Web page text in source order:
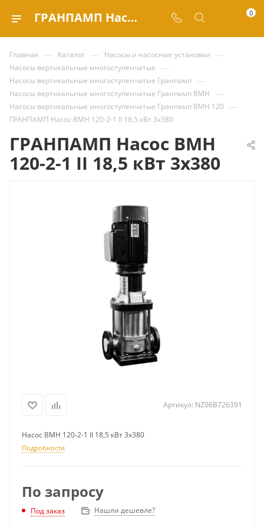
ГРАНПАМП Насос ВМН 120-2-1 II 18,5 кВт 3х380 купить за | Valve.ru 0
Главная — Каталог — Насосы и насосные установки —
Насосы вертикальные многоступенчатые —
Насосы вертикальные многоступенчатые Гранпамп —
Насосы вертикальные многоступенчатые Гранпамп ВМН —
Насосы вертикальные многоступенчатые Гранпамп ВМН 120 —
ГРАНПАМП Насос ВМН 120-2-1 II 18,5 кВт 3х380
ГРАНПАМП Насос ВМН
120-2-1 II 18,5 кВт 3х380
Артикул: NZ06B726391
Насос ВМН 120-2-1 II 18,5 кВт 3х380
Подробности
По запросу
Под заказ Нашли дешевле?